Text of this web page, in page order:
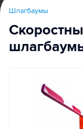
Шлагбаумы